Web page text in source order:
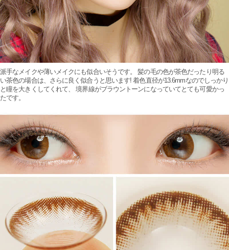
派手なメイクや薄いメイクにも似合いそうです。 髪の毛の色が茶色だったり明る
い茶色の場合は、さらに良く似合うと思います! 着色直径が13.6mmなのでしっかり
と瞳を大きくしてくれて、 境界線がブラウントーンになっていてとても可愛かっ
たです。